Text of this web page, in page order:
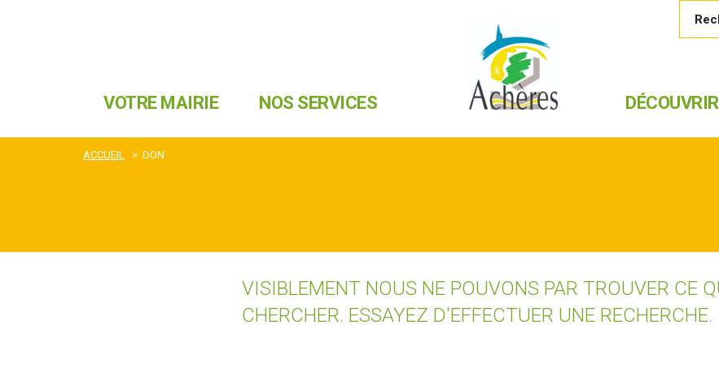
VOTRE MAIRIE NOS SERVICES
ACCUEIL > DON
VISIBLEMENT NOUS NE POUVONS PAR TROUVER CE
CHERCHER. ESSAYEZ D'EFFECTUER UNE RECHERCHE.